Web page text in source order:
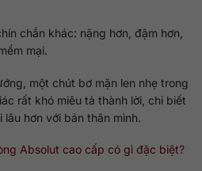
chắn khác: nặng hơn, đậm hơn,
mại.
một chút bơ mặn len nhẹ trong
rất khó miêu tả thành lời, chỉ biết
hơn với bản thân mình.
Absolut cao cấp có gì đặc biệt?